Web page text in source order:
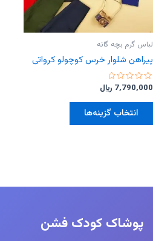
لباس گرم بچه گانه
پیراهن شلوار خرس کوچولو کرواتی
امتیاز
از
7,790,000 ﷼
انتخاب گزینه‌ها
این
باشد.
ها
پوشاک کودک فشن